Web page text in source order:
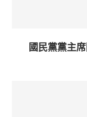
國民黨黨主